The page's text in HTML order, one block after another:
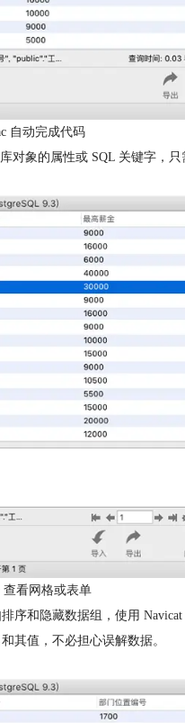
自动完成代码
象的属性或 SQL 关键字，只
查看网格或表单
和隐藏数据组，使用 Navicat
其值，不必担心误解数据。